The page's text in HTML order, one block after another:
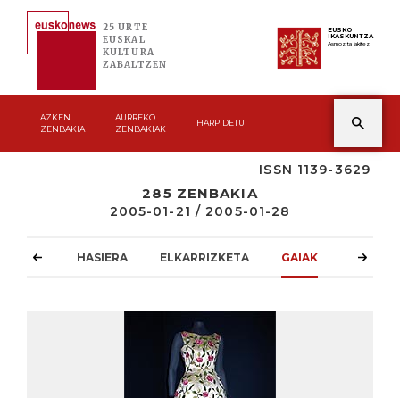
25 URTE
EUSKAL
KULTURA
ZABALTZEN
EUSKO
IKASKUNTZA
Asmoz ta jakitez
AZKEN
ZENBAKIA
AURREKO
ZENBAKIAK
HARPIDETU
ISSN 1139-3629
285 ZENBAKIA
2005-01-21 / 2005-01-28
HASIERA ELKARRIZKETA GAIAK